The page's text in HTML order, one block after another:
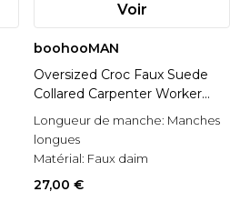
Voir
boohooMAN
Oversized Croc Faux Suede
Collared Carpenter Worker
Jacket
Longueur de manche: Manches
longues
Matérial: Faux daim
Style: Veste trucker
27,00 €